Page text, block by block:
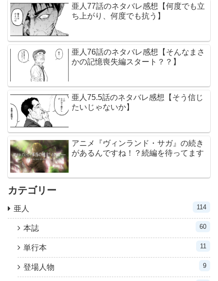
亜人77話のネタバレ感想【何度でも立
ち上がり、何度でも抗う】
亜人76話のネタバレ感想【そんなまさ
かの記憶喪失編スタート？？】
亜人75.5話のネタバレ感想【そう信じ
たいじゃないか】
アニメ『ヴィンランド・サガ』の続き
があるんですね！？続編を待ってます
カテゴリー
亜人 114
本誌 60
単行本 11
登場人物 9